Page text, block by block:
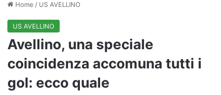
Home / US AVELLINO
US AVELLINO
Avellino, una speciale
coincidenza accomuna tutti i
gol: ecco quale